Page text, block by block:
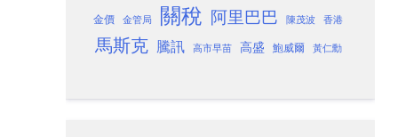
金價 金管局 關稅 阿里巴巴 陳茂波 香港
馬斯克 騰訊 高市早苗 高盛 鮑威爾 黃仁勳